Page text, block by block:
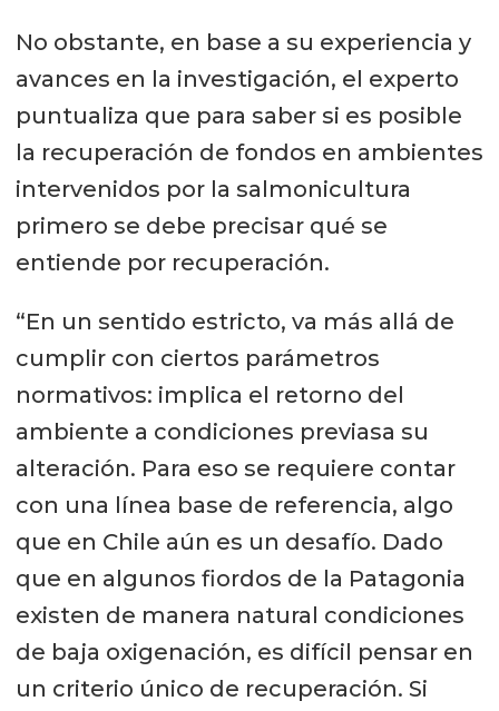
No obstante, en base a su experiencia y
avances en la investigación, el experto
puntualiza que para saber si es posible
la recuperación de fondos en ambientes
intervenidos por la salmonicultura
primero se debe precisar qué se
entiende por recuperación.
“En un sentido estricto, va más allá de
cumplir con ciertos parámetros
normativos: implica el retorno del
ambiente a condiciones previasa su
alteración. Para eso se requiere contar
con una línea base de referencia, algo
que en Chile aún es un desafío. Dado
que en algunos fiordos de la Patagonia
existen de manera natural condiciones
de baja oxigenación, es difícil pensar en
un criterio único de recuperación. Si